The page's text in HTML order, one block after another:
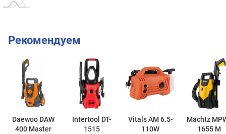
Рекомендуем
Daewoo DAW
400 Master
Intertool DT-
1515
Vitals AM 6.5-
110W
Machtz
1655 M